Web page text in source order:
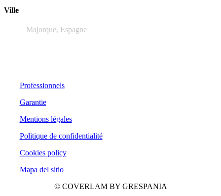
Ville
Majorque, Espagne
Professionnels
Garantie
Mentions légales
Politique de confidentialité
Cookies policy
Mapa del sitio
© COVERLAM BY GRESPANIA